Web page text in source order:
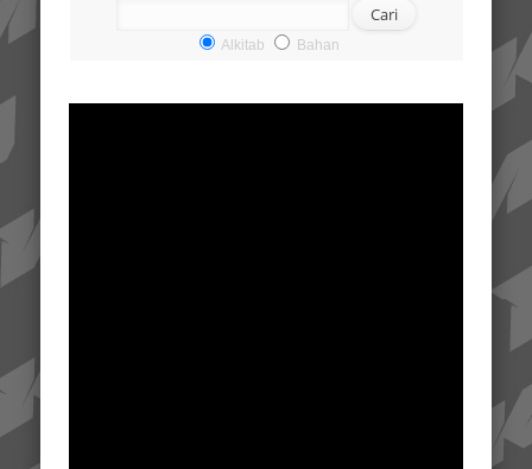
Alkitab Bahan